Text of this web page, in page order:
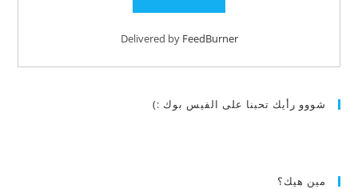
Delivered by FeedBurner
شووو رأيك تحبنا على الفيس بوك :)
مين هيك؟